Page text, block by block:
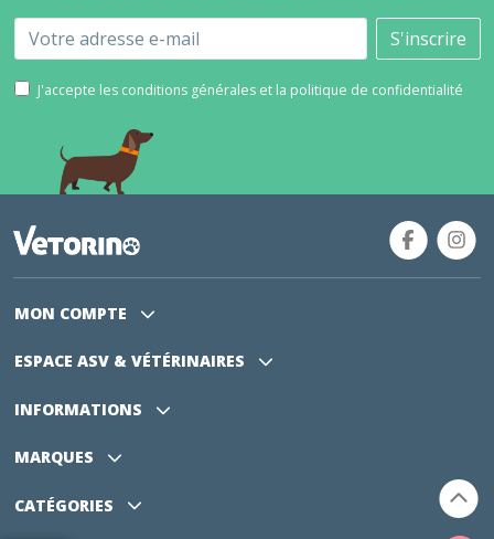
Email S'inscrire
J'accepte les conditions générales et la politique de confidentialité
MON COMPTE
ESPACE ASV & VÉTÉRINAIRES
INFORMATIONS
MARQUES
CATÉGORIES